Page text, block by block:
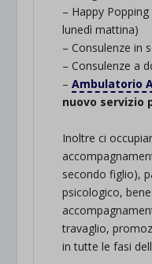
– Happy
lunedì mattina)
– Consulenze in
– Consulenze a
–Ambulatorio
nuovo servizio
Inoltre ci
secondo figlio),
psicologico,
travaglio,
in tutte le fasi